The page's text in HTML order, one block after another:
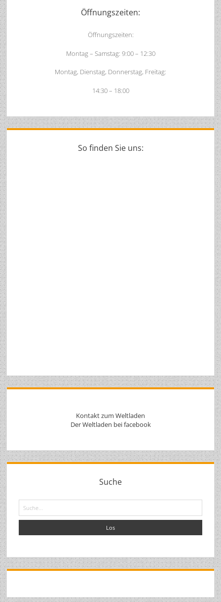
Öffnungszeiten:
Öffnungszeiten:
Montag – Samstag: 9:00 – 12:30
Montag, Dienstag, Donnerstag, Freitag:
14:30 – 18:00
So finden Sie uns:
Kontakt zum Weltladen
Der Weltladen bei facebook
Suche